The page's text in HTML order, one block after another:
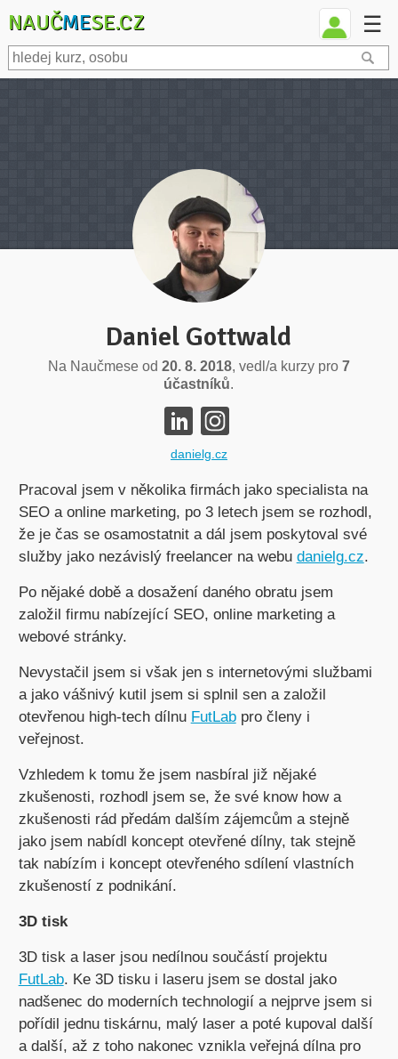
NAUČMESE.CZ ☰
Daniel Gottwald
Na Naučmese od 20. 8. 2018, vedl/a kurzy pro 7
účastníků.
danielg.cz
Pracoval jsem v několika firmách jako specialista na
SEO a online marketing, po 3 letech jsem se rozhodl,
že je čas se osamostatnit a dál jsem poskytoval své
služby jako nezávislý freelancer na webu danielg.cz.
Po nějaké době a dosažení daného obratu jsem
založil firmu nabízející SEO, online marketing a
webové stránky.
Nevystačil jsem si však jen s internetovými službami
a jako vášnivý kutil jsem si splnil sen a založil
otevřenou high-tech dílnu FutLabpro členy i
veřejnost.
Vzhledem k tomu že jsem nasbíral již nějaké
zkušenosti, rozhodl jsem se, že své know how a
zkušenosti rád předám dalším zájemcům a stejně
jako jsem nabídl koncept otevřené dílny, tak stejně
tak nabízím i koncept otevřeného sdílení vlastních
zkušeností z podnikání.
3D tisk
3D tisk a laser jsou nedílnou součástí projektu
FutLab. Ke 3D tisku i laseru jsem se dostal jako
nadšenec do moderních technologií a nejprve jsem si
pořídil jednu tiskárnu, malý laser a poté kupoval další
a další, až z toho nakonec vznikla veřejná dílna pro